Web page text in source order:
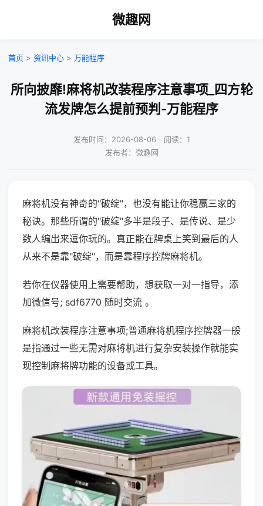
微趣网
首页 > 资讯中心 > 万能程序
所向披靡!麻将机改装程序注意事项_四方轮
流发牌怎么提前预判-万能程序
发布时间：2026-08-06｜阅读：1
发布者：微趣网
麻将机没有神奇的"破绽"，也没有能让你稳赢三家的
秘诀。那些所谓的"破绽"多半是段子、是传说、是少
数人编出来逗你玩的。真正能在牌桌上笑到最后的人
从来不是靠"破绽"，而是靠程序控牌麻将机。
若你在仪器使用上需要帮助，想获取一对一指导，添
加微信号; sdf6770 随时交流 。
麻将机改装程序注意事项;普通麻将机程序控牌器一般
是指通过一些无需对麻将机进行复杂安装操作就能实
现控制麻将牌功能的设备或工具。